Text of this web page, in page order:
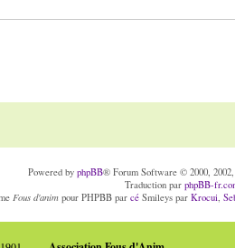
Powered by phpBB® Forum Software © 2000, 2002,
Traduction parphpBB-
Fous d'anim pour PHPBB parcé Smileys parKrocui ,